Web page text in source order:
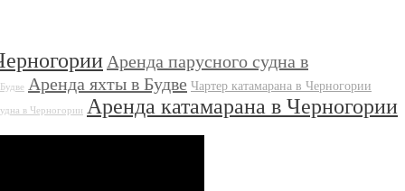
Аренда парусного судна в
Аренда яхты в Будве Чартер катамарана в Черногории
в Черногории Аренда катамарана в Черногории